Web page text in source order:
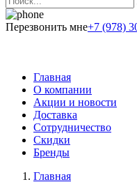
Перезвонить мне+7 (978)
Главная
О компании
Акции и новости
Доставка
Сотрудничество
Скидки
Бренды
Главная